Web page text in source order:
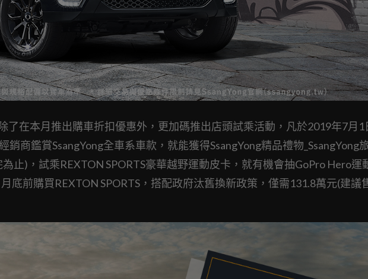
了在本月推出購車折扣優惠外，更加碼推出店頭試乘活動，凡於2019年7月1
銷商鑑賞SsangYong全車系車款，就能獲得SsangYong精品禮物_SsangYong
止)，試乘REXTON SPORTS豪華越野運動皮卡，就有機會抽GoPro Hero運
底前購買REXTON SPORTS，搭配政府汰舊換新政策，僅需131.8萬元(建議